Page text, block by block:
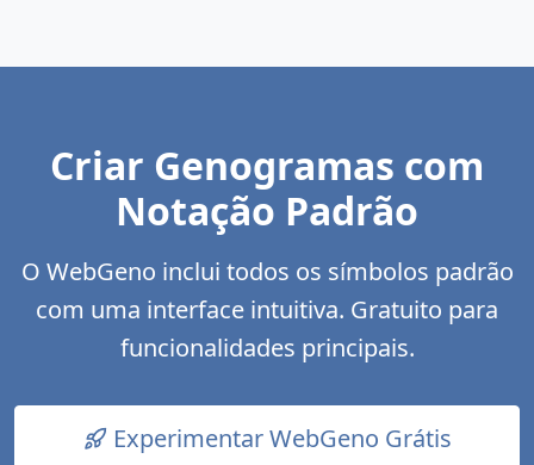
Criar Genogramas com
Notação Padrão
O WebGeno inclui todos os símbolos padrão
com uma interface intuitiva. Gratuito para
funcionalidades principais.
Experimentar WebGeno Grátis